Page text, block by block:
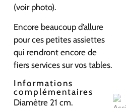
(voir photo).
Encore beaucoup d’allure
pour ces petites assiettes
qui rendront encore de
fiers services sur vos tables.
Informations
complémentaires
Diamètre 21 cm.